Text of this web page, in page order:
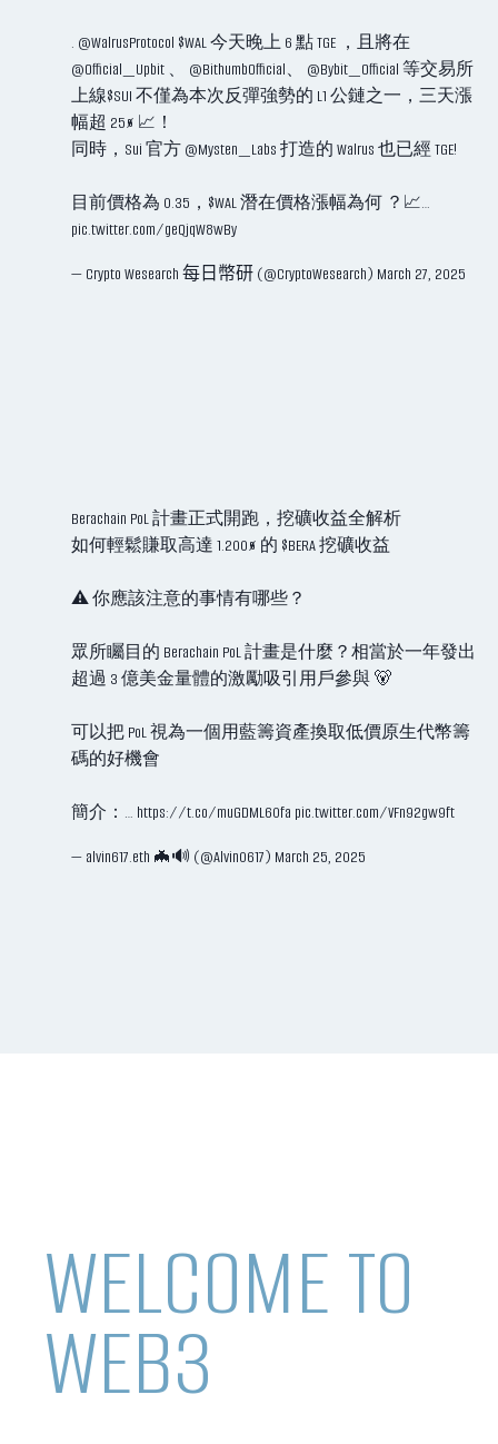
. @WalrusProtocol $WAL今天晚上 6 點 TGE ，且將在
@Official_Upbit 、 @BithumbOfficial、 @Bybit_Official 等交易所
上線$SUI 不僅為本次反彈強勢的 L1 公鏈之一，三天漲
幅超 25% 📈！
同時，Sui 官方 @Mysten_Labs 打造的 Walrus 也已經 TGE!
目前價格為 0.35，$WAL 潛在價格漲幅為何 ？📈…
pic.twitter.com/geQjqW8wBy
— Crypto Wesearch 每日幣研 (@CryptoWesearch) March 27, 2025
Berachain PoL 計畫正式開跑，挖礦收益全解析
如何輕鬆賺取高達 1.200% 的 $BERA挖礦收益
⚠️ 你應該注意的事情有哪些？
眾所矚目的 Berachain PoL 計畫是什麼？相當於一年發出
超過 3 億美金量體的激勵吸引用戶參與 🐻
可以把 PoL 視為一個用藍籌資產換取低價原生代幣籌
碼的好機會
簡介：… https://t.co/muGDML60fa pic.twitter.com/VFn92gw9ft
— alvin617.eth 🦇🔊 (@Alvin0617) March 25, 2025
WELCOME TO
WEB3